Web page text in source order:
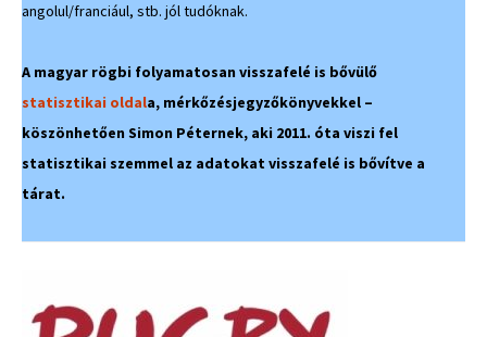
angolul/franciául, stb. jól tudóknak.
A magyar rögbi folyamatosan visszafelé is bővülő
statisztikai oldala, mérkőzésjegyzőkönyvekkel –
köszönhetően Simon Péternek, aki 2011. óta viszi fel
statisztikai szemmel az adatokat visszafelé is bővítve a
tárat.